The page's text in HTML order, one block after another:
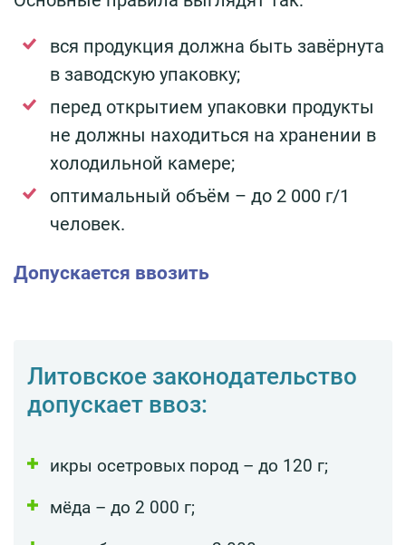
вся продукция должна быть завёрнута
в заводскую упаковку;
перед открытием упаковки продукты
не должны находиться на хранении в
холодильной камере;
оптимальный объём – до 2 000 г/1
человек.
Допускается ввозить
Литовское законодательство
допускает ввоз:
икры осетровых пород – до 120 г;
мёда – до 2 000 г;